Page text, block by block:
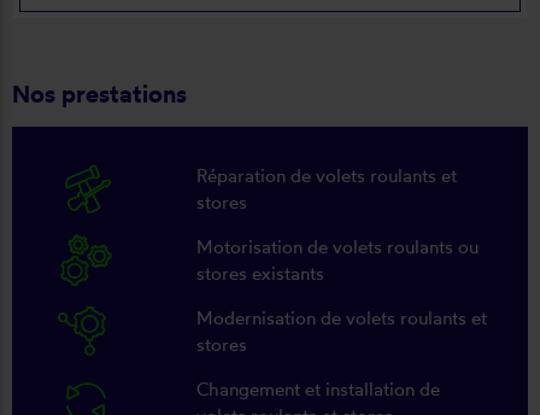
Nos prestations
Réparation de volets roulants et
stores
Motorisation de volets roulants ou
stores existants
Modernisation de volets roulants et
stores
Changement et installation de